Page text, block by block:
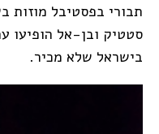
סטטיק ובן-אל הופיעו
בישראל שלא מכיר.